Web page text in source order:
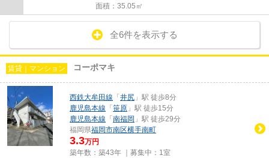
面積：35.05㎡
全6件を表示する
賃貸｜マンション コーポマキ
西鉄大牟田線 「 井尻 」駅 徒歩8分
鹿児島本線 「 笹原 」駅 徒歩15分
鹿児島本線 「 南福岡 」駅 徒歩29分
福岡県福岡市南区横手南町
3.3万円
築年数：築43年 ｜募集中： 1室